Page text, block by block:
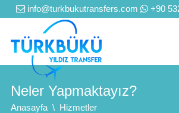
info@turkbukutransfers.com +90
Neler Yapmaktayız?
Anasayfa Hizmetler